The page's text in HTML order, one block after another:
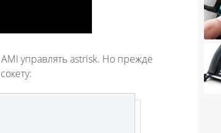
управлять astrisk. Но прежде